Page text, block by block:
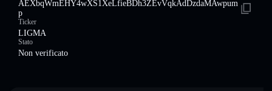
AEXbqWmEHY4wXS1XeLfieBDh3ZEvVqkAdDzdaMAwpum
p
Ticker
LIGMA
Stato
Non verificato